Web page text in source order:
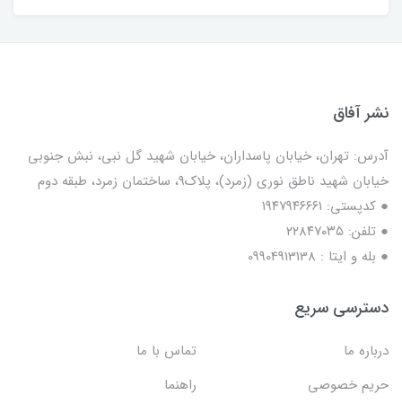
نشر آفاق
آدرس: تهران، خیابان پاسداران، خیابان شهید گل نبی، نبش جنوبی
خیابان شهید ناطق نوری (زمرد)، پلاک9، ساختمان زمرد، طبقه دوم
● کدپستی: ۱۹۴۷۹۴۶۶۶۱
● تلفن: ٢٢٨۴٧۰۳۵
● بله و ایتا : 09904913138
دسترسی سریع
درباره ما
تماس با ما
حریم خصوصی
راهنما